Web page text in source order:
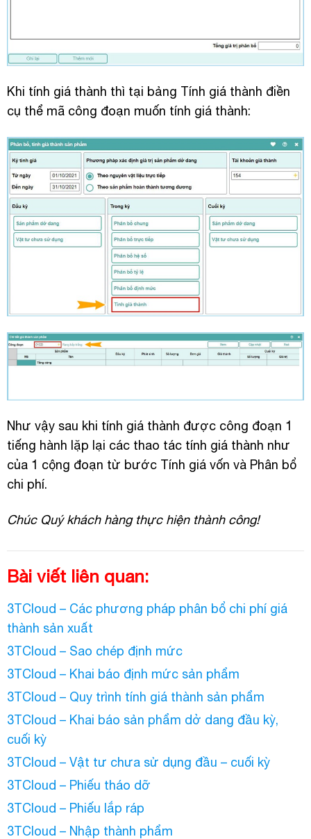
Khi tính giá thành thì tại bảng Tính giá thành điền
cụ thể mã công đoạn muốn tính giá thành:
Như vậy sau khi tính giá thành được công đoạn 1
tiếng hành lặp lại các thao tác tính giá thành như
của 1 cộng đoạn từ bước Tính giá vốn và Phân bổ
chi phí.
Chúc Quý khách hàng thực hiện thành công!
Bài viết liên quan:
3TCloud – Các phương pháp phân bổ chi phí giá
thành sản xuất
3TCloud – Sao chép định mức
3TCloud – Khai báo định mức sản phẩm
3TCloud – Quy trình tính giá thành sản phẩm
3TCloud – Khai báo sản phẩm dở dang đầu kỳ,
cuối kỳ
3TCloud – Vật tư chưa sử dụng đầu – cuối kỳ
3TCloud – Phiếu tháo dỡ
3TCloud – Phiếu lắp ráp
3TCloud – Nhập thành phẩm